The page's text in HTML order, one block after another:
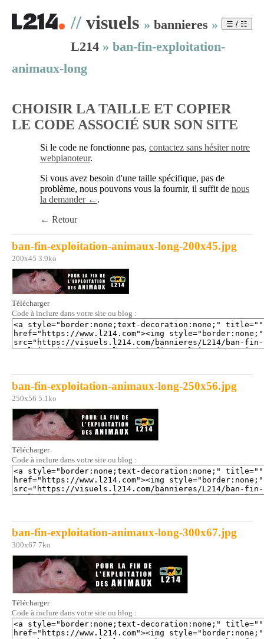
// visuels » bannieres »
L214 » ban-fin-exploitation-
animaux-long
CHOISIR LA TAILLE ET COPIER
LE CODE ASSOCIÉ SUR SON SITE
Si le code ne fonctionne pas, contactez sans hésiter notre
webpianoteur.
Si vous avez besoin d'une taille spécifique, pas de
problème, nous pouvons vous la fournir, il suffit de nous
la demander ← .
← Retour
ban-fin-exploitation-animaux-long-200x45.jpg
200x45 3.9ko
Télécharger
Code à inclure dans votre site ou blog :
ban-fin-exploitation-animaux-long-250x56.jpg
250x56 5.1ko
Télécharger
Code à inclure dans votre site ou blog :
ban-fin-exploitation-animaux-long-300x67.jpg
300x67 7ko
Télécharger
Code à inclure dans votre site ou blog :
☰ / ☷